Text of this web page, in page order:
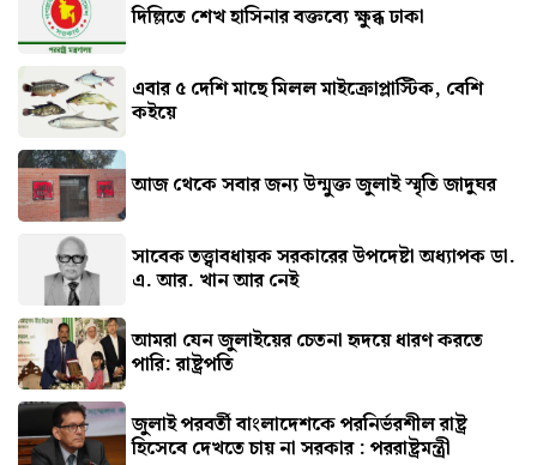
দিল্লিতে শেখ হাসিনার বক্তব্যে ক্ষুব্ধ ঢাকা
এবার ৫ দেশি মাছে মিলল মাইক্রোপ্লাস্টিক, বেশি
কইয়ে
আজ থেকে সবার জন্য উন্মুক্ত জুলাই স্মৃতি জাদুঘর
সাবেক তত্ত্বাবধায়ক সরকারের উপদেষ্টা অধ্যাপক ডা.
এ. আর. খান আর নেই
আমরা যেন জুলাইয়ের চেতনা হৃদয়ে ধারণ করতে
পারি: রাষ্ট্রপতি
জুলাই পরবর্তী বাংলাদেশকে পরনির্ভরশীল রাষ্ট্র
হিসেবে দেখতে চায় না সরকার : পররাষ্ট্রমন্ত্রী